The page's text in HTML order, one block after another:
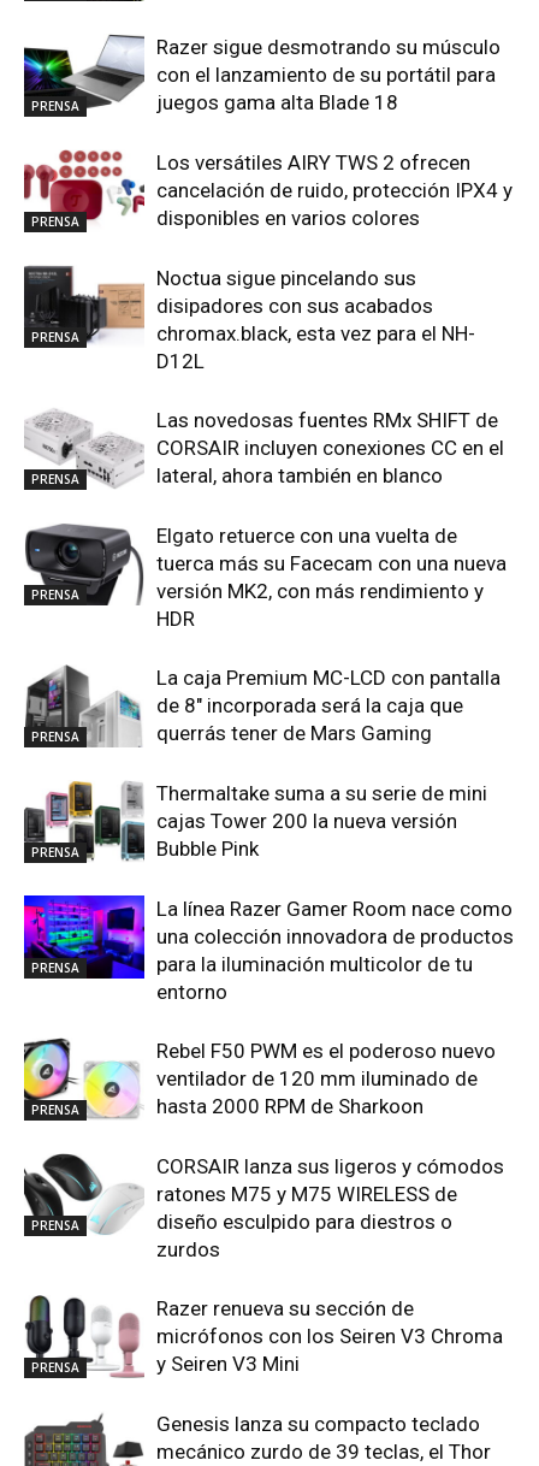
PRENSA
Razer sigue desmotrando su músculo
con el lanzamiento de su portátil para
juegos gama alta Blade 18
PRENSA
Los versátiles AIRY TWS 2 ofrecen
cancelación de ruido, protección IPX4 y
disponibles en varios colores
PRENSA
Noctua sigue pincelando sus
disipadores con sus acabados
chromax.black, esta vez para el NH-
D12L
PRENSA
Las novedosas fuentes RMx SHIFT de
CORSAIR incluyen conexiones CC en el
lateral, ahora también en blanco
PRENSA
Elgato retuerce con una vuelta de
tuerca más su Facecam con una nueva
versión MK2, con más rendimiento y
HDR
PRENSA
La caja Premium MC-LCD con pantalla
de 8″ incorporada será la caja que
querrás tener de Mars Gaming
PRENSA
Thermaltake suma a su serie de mini
cajas Tower 200 la nueva versión
Bubble Pink
PRENSA
La línea Razer Gamer Room nace como
una colección innovadora de productos
para la iluminación multicolor de tu
entorno
PRENSA
Rebel F50 PWM es el poderoso nuevo
ventilador de 120 mm iluminado de
hasta 2000 RPM de Sharkoon
PRENSA
CORSAIR lanza sus ligeros y cómodos
ratones M75 y M75 WIRELESS de
diseño esculpido para diestros o
zurdos
PRENSA
Razer renueva su sección de
micrófonos con los Seiren V3 Chroma
y Seiren V3 Mini
Genesis lanza su compacto teclado
mecánico zurdo de 39 teclas, el Thor